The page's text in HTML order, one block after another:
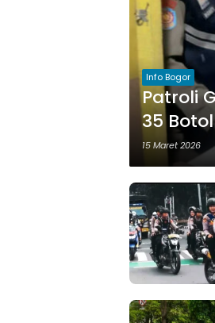
Info Bogor
Patroli
35
15 Maret 2026